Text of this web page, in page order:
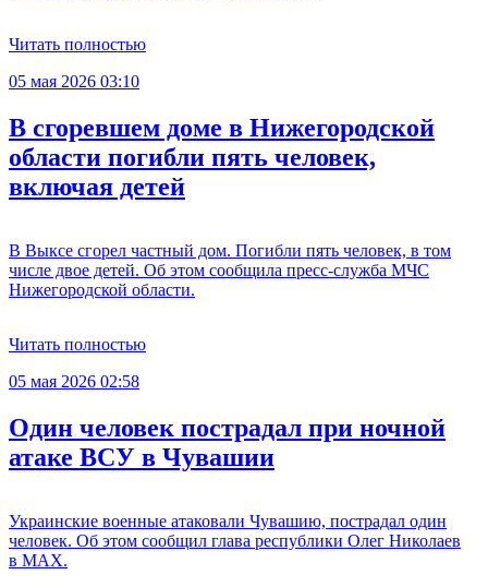
Читать полностью
05 мая 2026 03:10
В сгоревшем доме в Нижегородской
области погибли пять человек,
включая детей
В Выксе сгорел частный дом. Погибли пять человек, в том
числе двое детей. Об этом сообщила пресс-служба МЧС
Нижегородской области.
Читать полностью
05 мая 2026 02:58
Один человек пострадал при ночной
атаке ВСУ в Чувашии
Украинские военные атаковали Чувашию, пострадал один
человек. Об этом сообщил глава республики Олег Николаев
в MAX.